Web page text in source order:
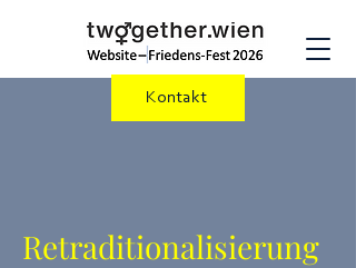
Kontakt
Retraditionalisierung